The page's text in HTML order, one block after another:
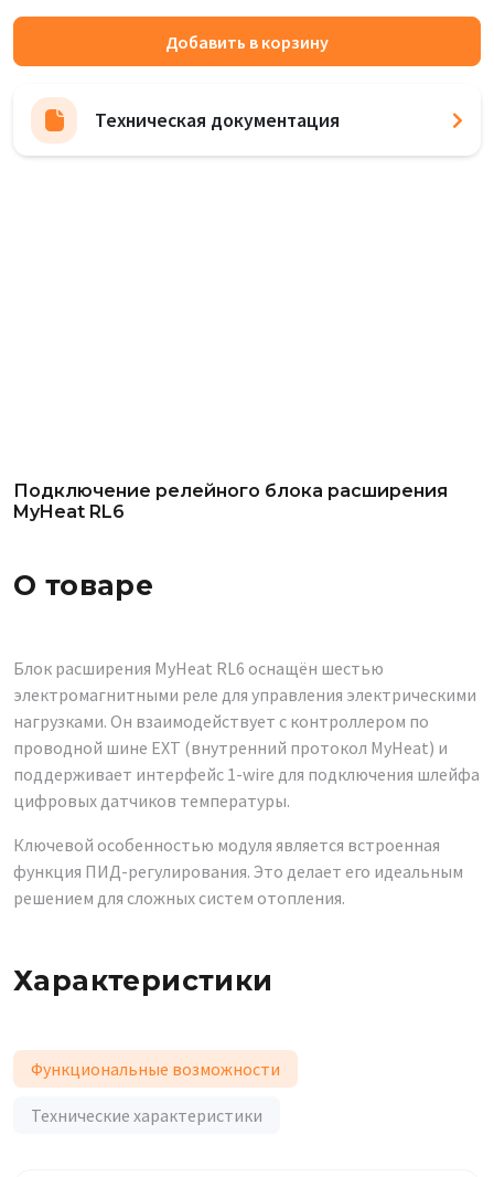
Добавить в корзину
Техническая документация
Подключение релейного блока расширения
MyHeat RL6
О товаре
Блок расширения MyHeat RL6 оснащён шестью
электромагнитными реле для управления электрическими
нагрузками. Он взаимодействует с контроллером по
проводной шине EXT (внутренний протокол MyHeat) и
поддерживает интерфейс 1-wire для подключения шлейфа
цифровых датчиков температуры.
Ключевой особенностью модуля является встроенная
функция ПИД-регулирования. Это делает его идеальным
решением для сложных систем отопления.
Характеристики
Функциональные возможности
Технические характеристики